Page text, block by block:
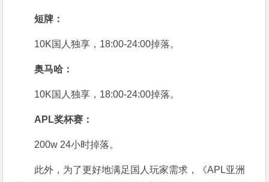
短牌：
10K国人独享，18:00-24:00掉落。
奥马哈 ：
10K国人独享，18:00-24:00掉落。
APL奖杯赛：
200w 24小时掉落。
此外，为了更好地满足国人玩家需求，《APL亚洲